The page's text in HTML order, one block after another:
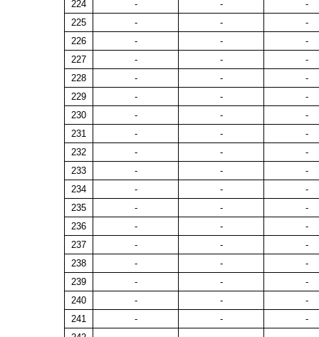
224 - -
-
225
- -
-
226
- -
-
227
- -
-
228
- -
-
229
- -
-
230
- -
-
231
- -
-
232
- -
-
233
- -
-
234
- -
-
235
- -
-
236
- -
-
237
- -
-
238
- -
-
239
- -
-
240
- -
-
241
- -
-